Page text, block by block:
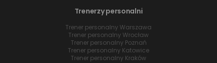
Trenerzy personalni
Trener personalny Warszawa
Trener personalny Wrocław
Trener personalny Poznań
Trener personalny Katowice
Trener personalny Kraków